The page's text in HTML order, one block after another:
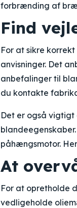
forbrænding af
Find
For at sikre
anvisninger. Det
anbefalinger til
du kontakte
Det er også
påhængsmotor.
At
For at opretholde
vedligeholde